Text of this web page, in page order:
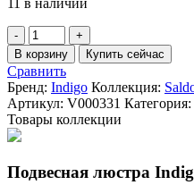
270,00 ₽.
Количество
товара
Подвесная
люстра
Indigo
Saldo
V000331
В корзину Купить сейчас
Сравнить
Бренд: Indigo Коллекция:
Артикул: V000331 Категория:
Товары коллекции
Подвесная люстра